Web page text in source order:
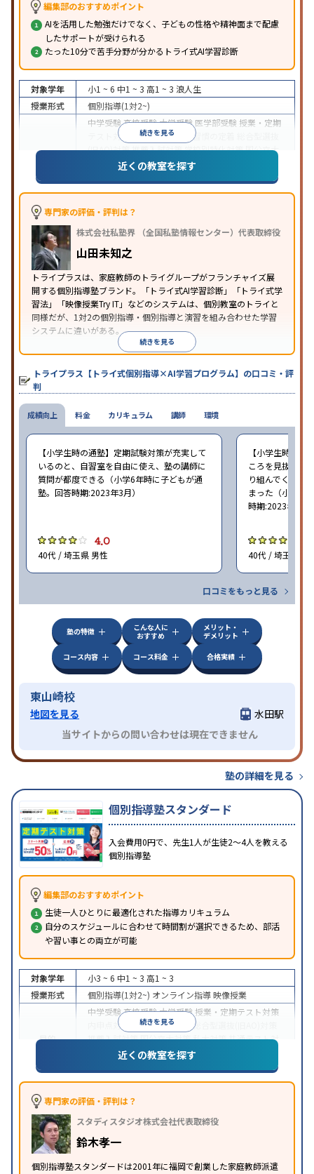
編集部のおすすめポイント
AIを活用した勉強だけでなく、子どもの性格や精神面まで配慮
したサポートが受けられる
たった10分で苦手分野が分かるトライ式AI学習診断
続きを見る
対象学年 小1 ~ 6 中1 ~ 3 高1 ~ 3 浪人生
授業形式
個別指導(1対2~)
中学受験高校受験大学受験 医学部受験 授業・定期
テスト対策
内申点対策 学習習慣の定着
(旧AO)対策推薦入試対策学校別特化対策国公立大
私大対策共通テスト対策
英語・英会話特化
対策その他科目別特化対策
特徴
中高一貫校生に対応
応
学習にPC・タブレットを利用
科目から受講可能 季節講習のみの受講可発達障害
の子どもに対応
※2023年3月調査。
小学校高学年の個別指導塾アンケート調査方法
近くの教室を探す
専門家の評価・評判は？
株式会社私塾界 （全国私塾情報センター）代表取締役
山田未知之
トライプラスは、家庭教師のトライグループがフランチャイズ展
開する個別指導塾ブランド。「トライ式AI学習診断」「トライ式学
習法」「映像授業Try IT」などのシステムは、個別教室のトライと
同様だが、1対2の個別指導・個別指導と演習を組み合わせた学習
システムに違いがある。
続きを見る
トライプラス【トライ式個別指導×AI学習プログラム】の口コミ・評
判
成績向上
【小学生時の通塾】定期試験対策が充実して
いるのと、自習室を自由に使え、塾の講師に
質問が都度できる（小学6年時に子どもが通
塾。回答時期:2023年3月）
4.0
40代 / 埼玉県 男性
【小学生時の通
ころを見抜いて
り組んでくれた
まった（小学5
時期:2023年3月
40代 / 埼玉県 女
口コミをもっと見る
料金 カリキュラム 講師 環境
塾の特徴
こんな人に
おすすめ
メリット・
デメリット
コース内容
コース料金 合格実績
東山崎校
地図を見る
水田駅
当サイトからの問い合わせは現在できません
塾の詳細を見る
個別指導塾スタンダード
入会費用0円で、先生1人が生徒2〜4人を教える
個別指導塾
編集部のおすすめポイント
生徒一人ひとりに最適化された指導カリキュラム
自分のスケジュールに合わせて時間割が選択できるため、部活
や習い事との両立が可能
続きを見る
対象学年 小3 ~ 6 中1 ~ 3 高1 ~ 3
授業形式
個別指導(1対2~) オンライン指導映像授業
目的
中学受験高校受験大学受験 授業・定期テスト対策
内申点対策
学習習慣の定着
総合型選抜(旧AO)対策
推薦入試対策国公立大対策私大対策共通テスト対
英検(英語検定)対策漢検(漢字検定)対策
特徴
中高一貫校生に対応授業の振替可能不登校生に対
応
学習にPC・タブレットを利用
科目から受講可能
り
近くの教室を探す
専門家の評価・評判は？
スタディスタジオ株式会社代表取締役
鈴木孝一
個別指導塾スタンダードは2001年に福岡で創業した家庭教師派遣